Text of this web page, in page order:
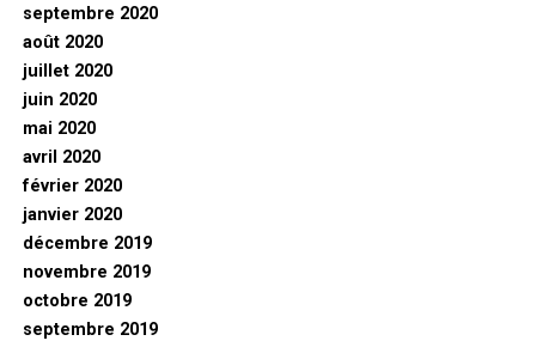
septembre 2020
août 2020
juillet 2020
juin 2020
mai 2020
avril 2020
février 2020
janvier 2020
décembre 2019
novembre 2019
octobre 2019
septembre 2019